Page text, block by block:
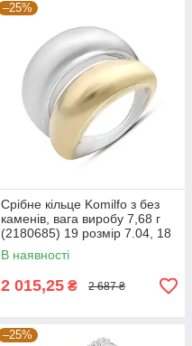
–25%
Срібне кільце Komilfo з без
каменів, вага виробу 7,68 г
(2180685) 19 розмір 7.04, 18
В наявності
2 015,25 ₴ 2 687 ₴
–25%